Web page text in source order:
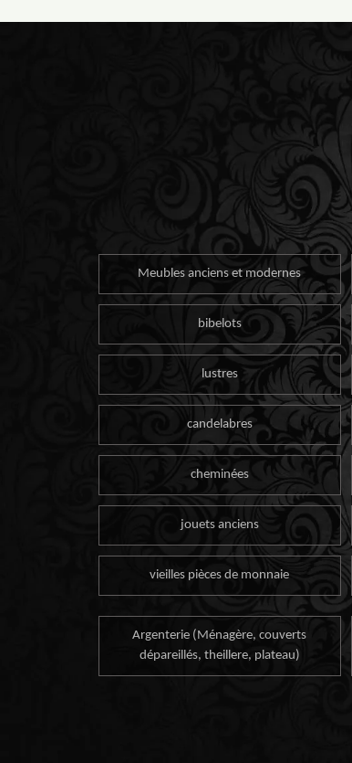
Meubles anciens et modernes
bibelots
lustres
candelabres
cheminées
jouets anciens
vieilles pièces de monnaie
Argenterie (Ménagère, couverts
dépareillés, theillere, plateau)